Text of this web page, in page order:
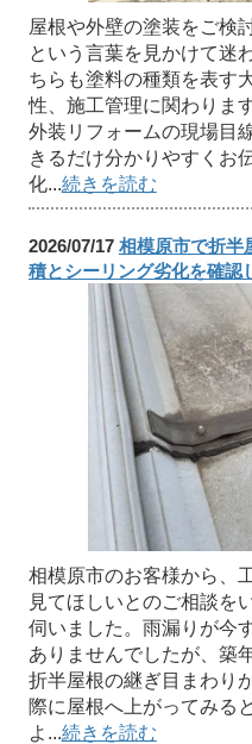
屋根や外壁の塗装をご検
という言葉を見かけて迷
ちらも塗料の種類を表す
性、施工管理に関わりま
外装リフォームの現場目
きるだけ分かりやすくお
化...続きを読む
2026/07/17 相模原市で折半
積とシーリング劣化を確認
相模原市のお客様から、
見てほしいとのご相談を
伺いました。雨漏りが今
ありませんでしたが、築
折半屋根の継ぎ目まわり
際に屋根へ上がってみる
よ...続きを読む